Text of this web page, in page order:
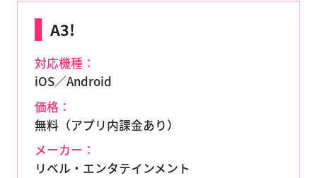
A3!
対応機種：
iOS／Android
価格：
無料（アプリ内課金あり）
メーカー：
リベル・エンタテインメント